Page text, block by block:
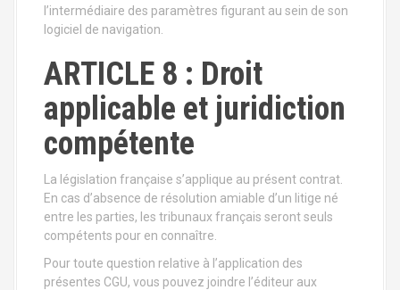
l’intermédiaire des paramètres figurant au sein de son
logiciel de navigation.
ARTICLE 8 : Droit
applicable et juridiction
compétente
La législation française s’applique au présent contrat.
En cas d’absence de résolution amiable d’un litige né
entre les parties, les tribunaux français seront seuls
compétents pour en connaître.
Pour toute question relative à l’application des
présentes CGU, vous pouvez joindre l’éditeur aux